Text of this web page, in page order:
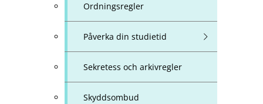
Ordningsregler
Påverka din studietid
Sekretess och arkivregler
Skyddsombud